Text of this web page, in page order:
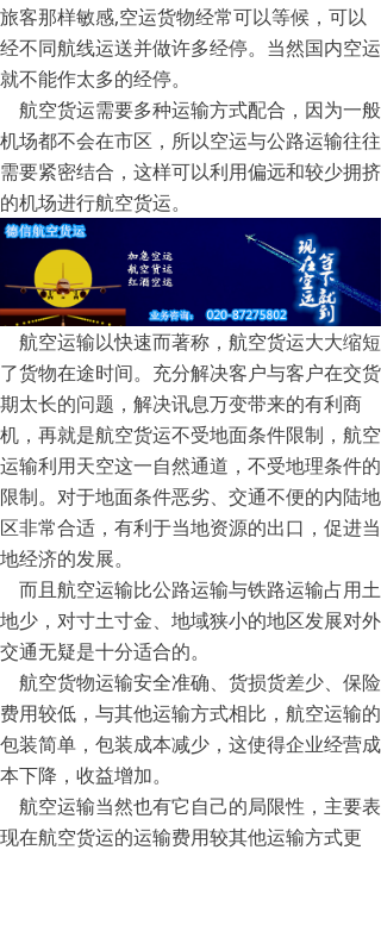
旅客那样敏感,空运货物经常可以等候，可以
经不同航线运送并做许多经停。当然国内空运
就不能作太多的经停。
航空货运需要多种运输方式配合，因为一般
机场都不会在市区，所以空运与公路运输往往
需要紧密结合，这样可以利用偏远和较少拥挤
的机场进行航空货运。
航空运输以快速而著称，航空货运大大缩短
了货物在途时间。充分解决客户与客户在交货
期太长的问题，解决讯息万变带来的有利商
机，再就是航空货运不受地面条件限制，航空
运输利用天空这一自然通道，不受地理条件的
限制。对于地面条件恶劣、交通不便的内陆地
区非常合适，有利于当地资源的出口，促进当
地经济的发展。
而且航空运输比公路运输与铁路运输占用土
地少，对寸土寸金、地域狭小的地区发展对外
交通无疑是十分适合的。
航空货物运输安全准确、货损货差少、保险
费用较低，与其他运输方式相比，航空运输的
包装简单，包装成本减少，这使得企业经营成
本下降，收益增加。
航空运输当然也有它自己的局限性，主要表
现在航空货运的运输费用较其他运输方式更